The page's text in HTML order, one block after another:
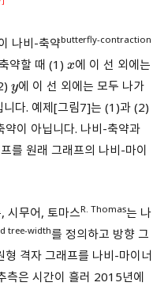
나비-축약butterfly-contraction
약할 때 (1) x에 이 선 외에는
y에 이 선 외에는 모두 나가
니다. 예제[그림7]는 (1)과 (2)
이 아닙니다. 나비-축약과
를 원래 그래프의 나비-마이
시무어, 토마스R. Thomas는 나
tree-width를 정의하고 방향 그
격자 그래프를 나비-마이너
측은 시간이 흘러 2015년에